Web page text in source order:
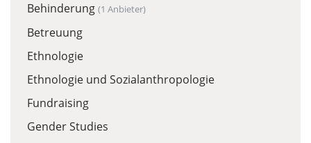
Behinderung (1 Anbieter)
Betreuung
Ethnologie
Ethnologie und Sozialanthropologie
Fundraising
Gender Studies